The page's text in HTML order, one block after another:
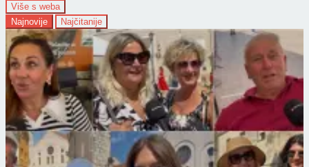
Više s weba
Najnovije
Najčitanije